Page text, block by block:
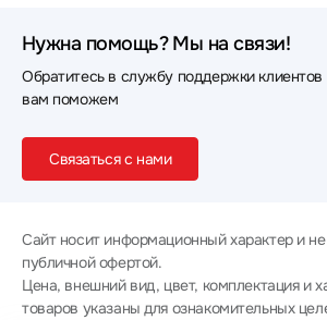
Нужна помощь? Мы на связи!
Обратитесь в службу поддержки
вам поможем
Связаться с нами
Сайт носит информационный характер и не
публичной офертой.
Цена, внешний вид, цвет, комплектация и
товаров указаны для ознакомительных